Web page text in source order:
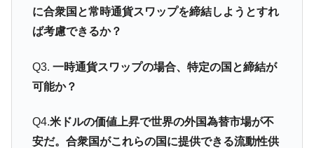
『Money1』
『韓国銀行』が「金の保有量を増やしま
す」⇒「金を経由するドル入手」手段ではないのか？
ル」まで拡大 ⇒ 海外資金の動きに強く左右される状態
『Money1』
『Money1』
韓国大統領府ボンクラ政策室長が告発され
に合衆国と常時通貨スワップを締結しようとすれ
ば考慮できるか？
Q3. 一時通貨スワップの場合、特定の国と締結が
可能か？
Q4.米ドルの価値上昇で世界の外国為替市場が不
安だ。合衆国がこれらの国に提供できる流動性供